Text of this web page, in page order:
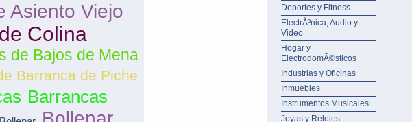
Asiento Viejo
Colina
de Bajos de Mena
Barranca de Piche
Barrancas
Deportes y Fitness
ElectrÃ³nica, Audio y
Video
Hogar y
ElectrodomÃ©sticos
Industrias y Oficinas
Inmuebles
Instrumentos Musicales
Joyas y Relojes